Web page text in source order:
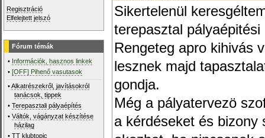
Regisztráció
Elfelejtett jelszó
Fórum témák
• Információk, hasznos linkek
•[OFF] Pihenő vasutasok
•Alkatrészekről, javításokról
tanácsok, tippek
•Terepasztali pályaépítés
•Váltók, vágányzat készítése
házilag
•TT klubtopic
Sikertelenül
terepasztal
Rengeteg apro kihivás
lesznek majd
gondja.
Még a pályatervezö
a kérdéseket és bizony